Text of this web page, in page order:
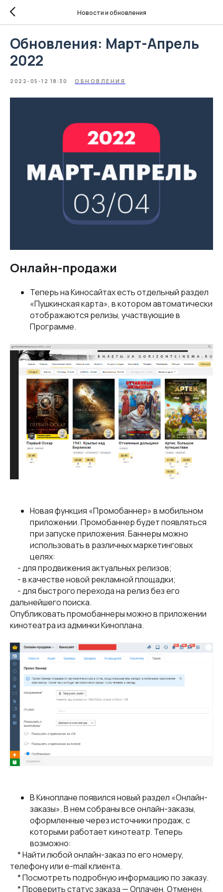
Новости и обновления
Обновления: Март-Апрель
2022
2022-05-12 18:30 ОБНОВЛЕНИЯ
Онлайн-продажи
Теперь на Киносайтах есть отдельный раздел
«Пушкинская карта», в котором автоматически
отображаются релизы, участвующие в
Программе.
Новая функция «Промобаннер» в мобильном
приложении. Промобаннер будет появляться
при запуске приложения. Баннеры можно
использовать в различных маркетинговых
целях:
- для продвижения актуальных релизов;
- в качестве новой рекламной площадки;
- для быстрого перехода на релиз без его
дальнейшего поиска.
Опубликовать промобаннеры можно в приложении
кинотеатра из админки Киноплана.
В Киноплане появился новый раздел «Онлайн-
заказы». В нем собраны все онлайн-заказы,
оформленные через источники продаж, с
которыми работает кинотеатр. Теперь
возможно:
* Найти любой онлайн-заказ по его номеру,
телефону или e-mail клиента.
* Посмотреть подробную информацию по заказу.
* Проверить статус заказа — Оплачен, Отменен,